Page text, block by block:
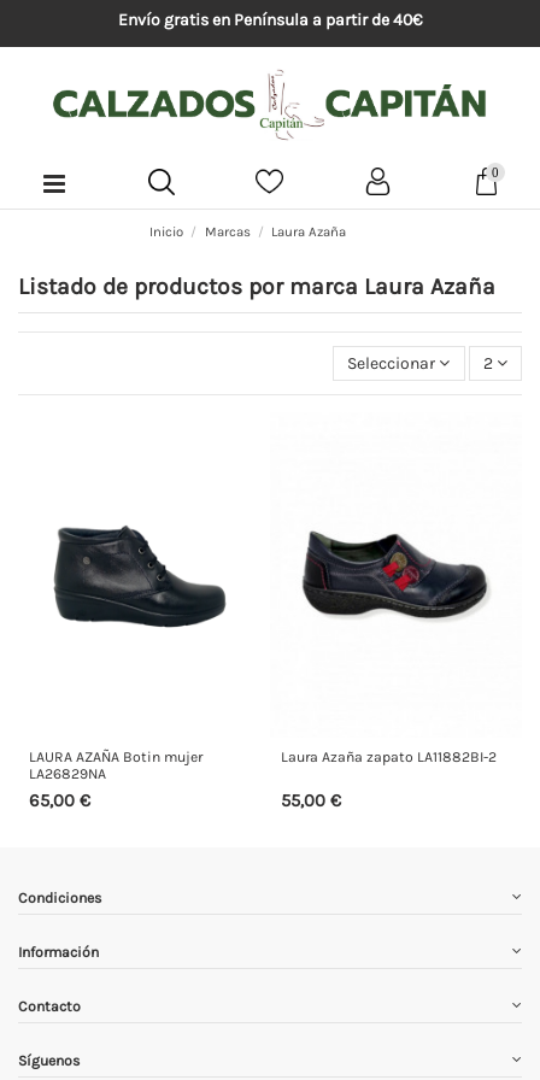
Envío gratis en Península a partir de 40€
0
Inicio Marcas Laura Azaña
Listado de productos por marca Laura Azaña
Seleccionar 2
LAURA AZAÑA Botin mujer
LA26829NA
65,00 €
Laura Azaña zapato LA11882BI-2
55,00 €
Condiciones
Información
Contacto
Síguenos